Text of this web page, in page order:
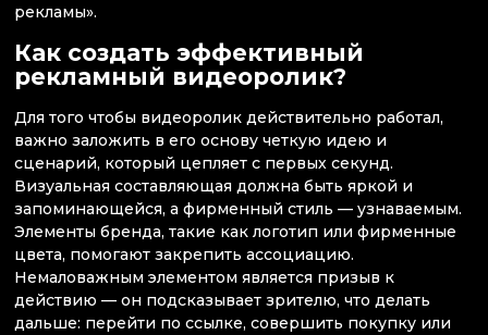
рекламы».
Как создать эффективный
рекламный видеоролик?
Для того чтобы видеоролик действительно работал,
важно заложить в его основу четкую идею и
сценарий, который цепляет с первых секунд.
Визуальная составляющая должна быть яркой и
запоминающейся, а фирменный стиль — узнаваемым.
Элементы бренда, такие как логотип или фирменные
цвета, помогают закрепить ассоциацию.
Немаловажным элементом является призыв к
действию — он подсказывает зрителю, что делать
дальше: перейти по ссылке, совершить покупку или